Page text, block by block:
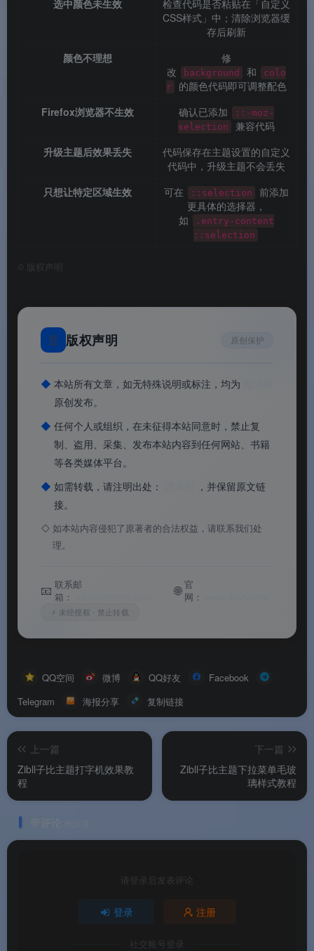
选中颜色未生效
检查代码是否粘贴在「自定义
CSS样式」中；清除浏览器缓
存后刷新
颜色不理想
修
改
background 和
colo
r
的颜色代码即可调整配色
Firefox浏览器不生效
确认已添加
::-moz-
selection
兼容代码
升级主题后效果丢失
代码保存在主题设置的自定义
代码中，升级主题不会丢失
只想让特定区域生效
可在 ::selection
前添加
更具体的选择器，
如
.entry-content
::selection
版权声明
📄 版权声明 原创保护
◆ 本站所有文章，如无特殊说明或标注，均为
原创发布。
◆ 任何个人或组织，在未征得本站同意时，禁止复
制、盗用、采集、发布本站内容到任何网站、书籍
等各类媒体平台。
◆ 如需转载，请注明出处：
，并保留原文链
接。
◇ 如本站内容侵犯了原著者的合法权益，请联系我们处
理。
📧 联系邮
箱：
🌐官
网：
⚡ 未经授权 · 禁止转载
QQ空间 微博 QQ好友
Facebook
Telegram
海报分享 复制链接
上一篇
Zibll子比主题打字机效果教
程
下一篇
Zibll子比主题下拉菜单毛玻
璃样式教程
请登录后发表评论
登录 注册
社交账号登录